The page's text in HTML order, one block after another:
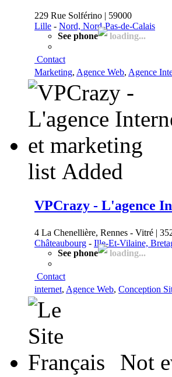
229 Rue Solférino | 59000
Lille - Nord, Nord-Pas-de-Calais
See phone
loading...
Contact
Marketing, Agence Web, Agence
list Added
VPCrazy - L'agence
4 La Chenellière, Rennes - Vitré |
Châteaubourg - Ille-Et-Vilaine,
See phone
loading...
Contact
internet, Agence Web, Conception
Not